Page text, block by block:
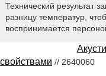
Технический результат
разницу температур,
воспринимается
свойствами // 2640060